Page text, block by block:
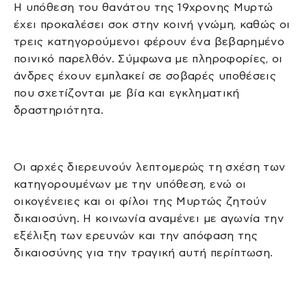
Η υπόθεση του θανάτου της 19χρονης Μυρτώ
έχει προκαλέσει σοκ στην κοινή γνώμη, καθώς οι
τρεις κατηγορούμενοι φέρουν ένα βεβαρημένο
ποινικό παρελθόν. Σύμφωνα με πληροφορίες, οι
άνδρες έχουν εμπλακεί σε σοβαρές υποθέσεις
που σχετίζονται με βία και εγκληματική
δραστηριότητα.
Οι αρχές διερευνούν λεπτομερώς τη σχέση των
κατηγορουμένων με την υπόθεση, ενώ οι
οικογένειες και οι φίλοι της Μυρτώς ζητούν
δικαιοσύνη. Η κοινωνία αναμένει με αγωνία την
εξέλιξη των ερευνών και την απόφαση της
δικαιοσύνης για την τραγική αυτή περίπτωση.